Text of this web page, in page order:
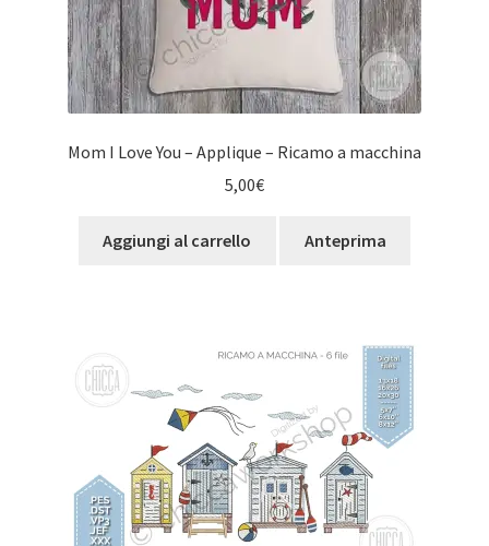
Mom I Love You – Applique – Ricamo a macchina
5,00€
Aggiungi al carrello Anteprima